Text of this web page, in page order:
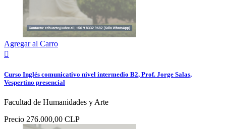
Agregar al Carro

Curso Inglés comunicativo nivel intermedio B2, Prof. Jorge Salas,
Vespertino presencial
Facultad de Humanidades y Arte
Precio 276.000,00 CLP